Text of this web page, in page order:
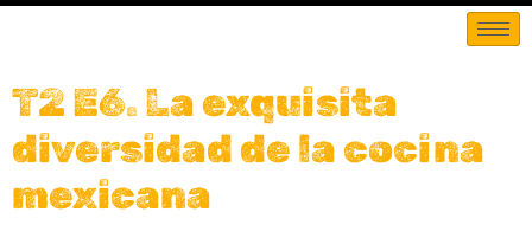
T2 E6. La exquisita
diversidad de la cocina
mexicana